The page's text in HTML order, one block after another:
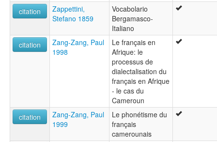
citation
Zappettini,
Stefano 1859
Vocabolario
Bergamasco-
Italiano
citation
Zang-Zang, Paul
1998
Le français en
Afrique: le
processus de
dialectalisation du
français en Afrique
- le cas du
Cameroun
citation
Zang-Zang, Paul
1999
Le phonétisme du
français
camerounais